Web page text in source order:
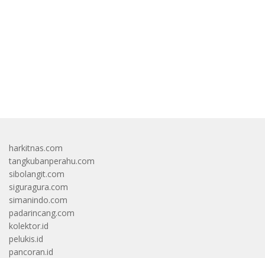
harkitnas.com
tangkubanperahu.com
sibolangit.com
siguragura.com
simanindo.com
padarincang.com
kolektor.id
pelukis.id
pancoran.id